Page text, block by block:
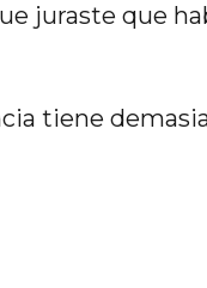
juraste que
tiene